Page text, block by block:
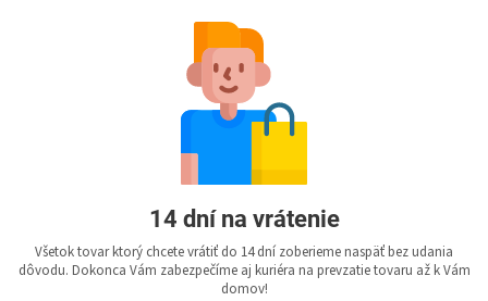
14 dní na vrátenie
Všetok tovar ktorý chcete vrátiť do 14 dní zoberieme naspäť bez udania
dôvodu. Dokonca Vám zabezpečíme aj kuriéra na prevzatie tovaru až k Vám
domov!